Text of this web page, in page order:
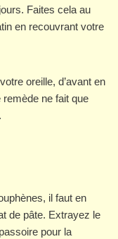
Faites cela au
en recouvrant votre
oreille, d’avant en
remède ne fait que
il faut en
de pâte. Extrayez le
pour la